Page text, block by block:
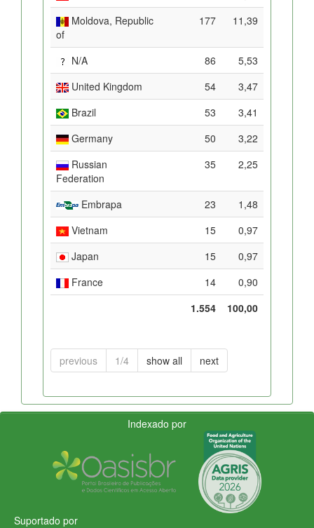
Moldova, Republic
of
177 11,39
N/A 86
5,53
United Kingdom
54
3,47
Brazil
53
3,41
Germany
50
3,22
Russian
Federation
35 2,25
Embrapa 23
1,48
Vietnam
15
0,97
Japan
15
0,97
France
14
0,90
1.554
100,00
previous 1/4 show all next
Indexado por
Suportado por